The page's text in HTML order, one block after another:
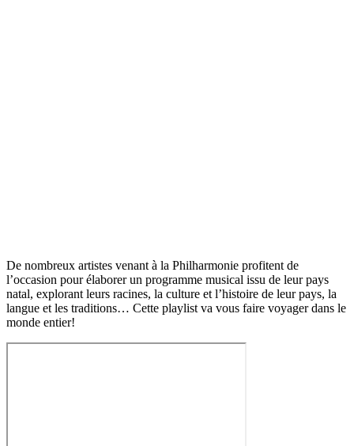
De nombreux artistes venant à la Philharmonie profitent de
l’occasion pour élaborer un programme musical issu de leur pays
natal, explorant leurs racines, la culture et l’histoire de leur pays, la
langue et les traditions… Cette playlist va vous faire voyager dans le
monde entier!